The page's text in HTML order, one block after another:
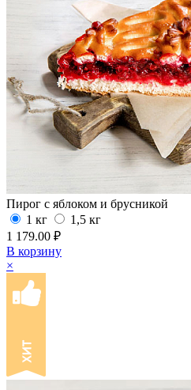
Пирог с яблоком и брусникой
1 кг
1,5 кг
1 179.00 ₽
В корзину
×